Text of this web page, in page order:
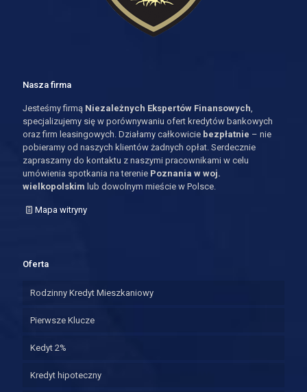
Nasza firma
Jesteśmy firmą Niezależnych Ekspertów Finansowych,
specjalizujemy się w porównywaniu ofert kredytów bankowych
oraz firm leasingowych. Działamy całkowicie bezpłatnie – nie
pobieramy od naszych klientów żadnych opłat. Serdecznie
zapraszamy do kontaktu z naszymi pracownikami w celu
umówienia spotkania na terenie Poznania w woj.
wielkopolskim lub dowolnym mieście w Polsce.
Mapa witryny
Oferta
Rodzinny Kredyt Mieszkaniowy
Pierwsze Klucze
Kedyt 2%
Kredyt hipoteczny